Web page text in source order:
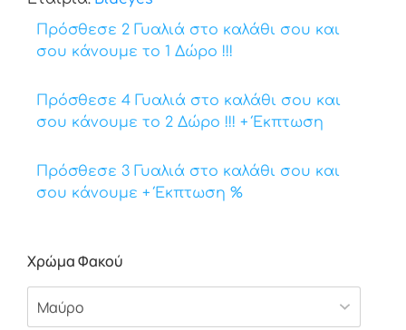
Πρόσθεσε 2 Γυαλιά στο καλάθι σου και
σου κάνουμε το 1 Δώρο !!!
Πρόσθεσε 4 Γυαλιά στο καλάθι σου και
σου κάνουμε το 2 Δώρο !!! + Έκπτωση
Πρόσθεσε 3 Γυαλιά στο καλάθι σου και
σου κάνουμε + Έκπτωση %
Χρώμα Φακού